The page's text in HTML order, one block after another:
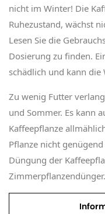
nicht im Winter! Die
Ruhezustand, wächst
Lesen Sie die
Dosierung zu finden.
schädlich und kann die
Zu wenig Futter
und Sommer. Es kann
Kaffeepflanze
Pflanze nicht
Düngung der
Zimmerpflanzendünger.